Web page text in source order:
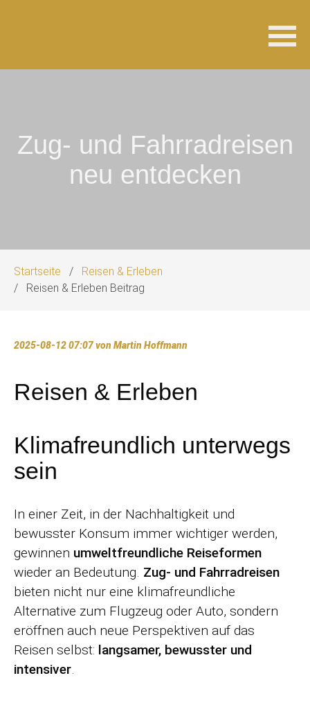
Zug- und Fahrradreisen
neu entdecken
Startseite
Reisen & Erleben
Reisen & Erleben Beitrag
2025-08-12 07:07von Martin Hoffmann
Reisen & Erleben
Klimafreundlich unterwegs
sein
In einer Zeit, in der Nachhaltigkeit und
bewusster Konsum immer wichtiger werden,
gewinnen umweltfreundliche Reiseformen
wieder an Bedeutung. Zug- und Fahrradreisen
bieten nicht nur eine klimafreundliche
Alternative zum Flugzeug oder Auto, sondern
eröffnen auch neue Perspektiven auf das
Reisen selbst: langsamer, bewusster und
intensiver.